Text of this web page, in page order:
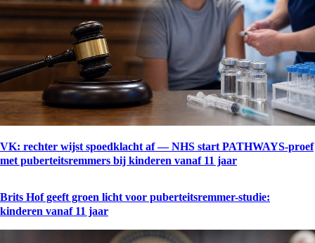
VK: rechter wijst spoedklacht af — NHS start PATHWAYS-proef
met puberteitsremmers bij kinderen vanaf 11 jaar
Brits Hof geeft groen licht voor puberteitsremmer-studie:
kinderen vanaf 11 jaar